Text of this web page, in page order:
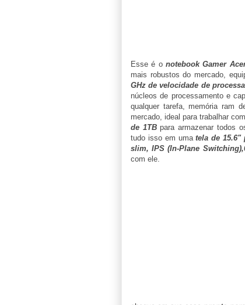
Esse é o notebook Gamer
mais robustos do mercado,
GHz de velocidade de
núcleos de processamento e
qualquer tarefa, memória ram
mercado, ideal para trabalhar
de 1TBpara armazenar todos
tudo isso em umatela de 15.6"
slim, IPS (In-Plane
com ele.